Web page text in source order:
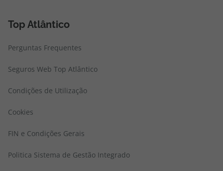
Top Atlântico
Perguntas Frequentes
Seguros Web Top Atlântico
Condições de Utilização
Cookies
FIN e Condições Gerais
Politica Sistema de Gestão Integrado